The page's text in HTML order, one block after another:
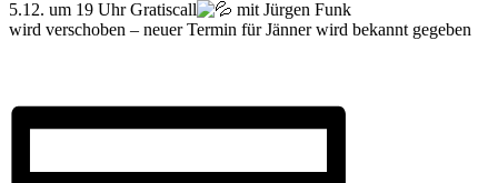
5.12. um 19 Uhr Gratiscall
mit Jürgen Funk
wird verschoben – neuer Termin für Jänner wird bekannt gegeben